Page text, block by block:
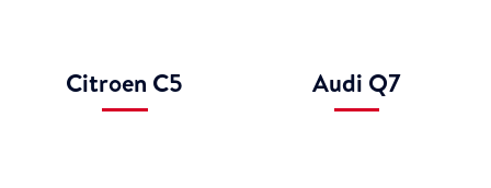
Citroen C5 Audi Q7